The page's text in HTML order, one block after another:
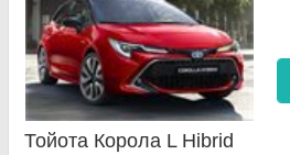
Тойота Корола L Hibrid